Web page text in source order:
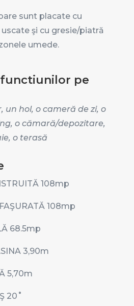
sunt placate cu
şi cu gresie/piatră
umede.
pe
un hol, o cameră de zi, o
o cămară/depozitare,
o terasă
108mp
108mp
68.5mp
3,90m
5,70m
20 ˚